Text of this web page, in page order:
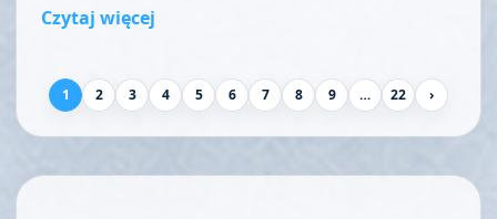
Czytaj więcej
1 2 3 4 5 6 7 8 9 … 22 ›